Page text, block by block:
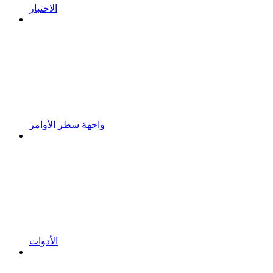
الاختبار
واجهة سطر الأوامر
الأدوات